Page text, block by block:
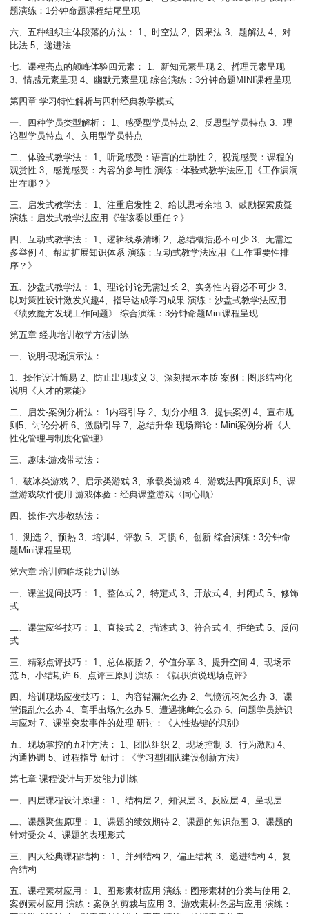
题演练：1分钟命题课程结尾呈现
六、五种组织主体段落的方法： 1、时空法 2、因果法 3、题解法 4、对
比法 5、递进法
七、课程亮点的颠峰体验四元素： 1、新知元素呈现 2、哲理元素呈现
3、情感元素呈现 4、幽默元素呈现 综合演练：3分钟命题MINI课程呈现
第四章 学习特性解析与四种经典教学模式
一、四种学员类型解析： 1、感受型学员特点 2、反思型学员特点 3、理
论型学员特点 4、实用型学员特点
二、体验式教学法： 1、听觉感受：语言的生动性 2、视觉感受：课程的
观赏性 3、感觉感受：内容的参与性 演练：体验式教学法应用《工作漏洞
出在哪？》
三、启发式教学法： 1、注重启发性 2、给以思考余地 3、鼓励探索质疑
演练：启发式教学法应用《谁该委以重任？》
四、互动式教学法： 1、逻辑线条清晰 2、总结概括必不可少 3、无需过
多举例 4、帮助扩展知识体系 演练：互动式教学法应用《工作重要性排
序？》
五、沙盘式教学法： 1、理论讨论无需过长 2、实务性内容必不可少 3、
以对策性设计激发兴趣4、指导达成学习成果 演练：沙盘式教学法应用
《绩效魔方发现工作问题》 综合演练：3分钟命题Mini课程呈现
第五章 经典培训教学方法训练
一、说明-现场演示法：
1、操作设计简易 2、防止出现歧义 3、深刻揭示本质 案例：图形结构化
说明《人才的素能》
二、启发-案例分析法： 1内容引导 2、划分小组 3、提供案例 4、宣布规
则5、讨论分析 6、激励引导 7、总结升华 现场辩论：Mini案例分析《人
性化管理与制度化管理》
三、趣味-游戏带动法：
1、破冰类游戏 2、启示类游戏 3、承载类游戏 4、游戏法四项原则 5、课
堂游戏软件使用 游戏体验：经典课堂游戏〈同心顺〉
四、操作-六步教练法：
1、测选 2、预热 3、培训4、评教 5、习惯 6、创新 综合演练：3分钟命
题Mini课程呈现
第六章 培训师临场能力训练
一、课堂提问技巧： 1、整体式 2、特定式 3、开放式 4、封闭式 5、修饰
式
二、课堂应答技巧： 1、直接式 2、描述式 3、符合式 4、拒绝式 5、反问
式
三、精彩点评技巧： 1、总体概括 2、价值分享 3、提升空间 4、现场示
范 5、小结期许 6、点评三原则 演练：《就职演说现场点评》
四、培训现场应变技巧： 1、内容错漏怎么办 2、气愤沉闷怎么办 3、课
堂混乱怎么办 4、高手出场怎么办 5、遭遇挑衅怎么办 6、问题学员辨识
与应对 7、课堂突发事件的处理 研讨：《人性热键的识别》
五、现场掌控的五种方法： 1、团队组织 2、现场控制 3、行为激励 4、
沟通协调 5、过程指导 研讨：《学习型团队建设创新方法》
第七章 课程设计与开发能力训练
一、四层课程设计原理： 1、结构层 2、知识层 3、反应层 4、呈现层
二、课题聚焦原理： 1、课题的绩效期待 2、课题的知识范围 3、课题的
针对受众 4、课题的表现形式
三、四大经典课程结构： 1、并列结构 2、偏正结构 3、递进结构 4、复
合结构
五、课程素材应用： 1、图形素材应用 演练：图形素材的分类与使用 2、
案例素材应用 演练：案例的剪裁与应用 3、游戏素材挖掘与应用 演练：